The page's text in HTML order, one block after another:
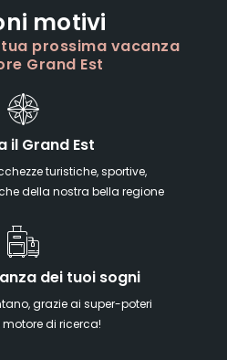
motivi
prossima vacanza
Grand Est
il Grand Est
turistiche, sportive,
della nostra bella regione
dei tuoi sogni
grazie ai super-poteri
di ricerca!